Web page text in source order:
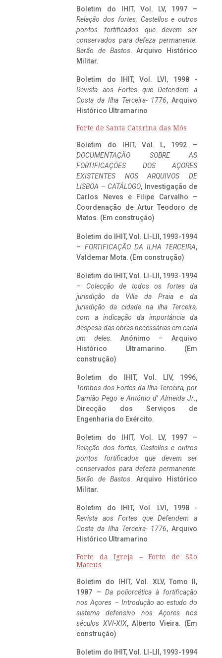
Boletim do IHIT, Vol. LV, 1997 –
Relação dos fortes, Castellos e outros
pontos fortificados que devem ser
conservados para defeza permanente.
Barão de Bastos. Arquivo Histórico
Militar.
Boletim do IHIT, Vol. LVI, 1998 -
Revista aos Fortes que Defendem a
Costa da Ilha Terceira- 1776, Arquivo
Histórico Ultramarino
Forte de Santa Catarina das Mós
Boletim do IHIT, Vol. L, 1992 –
DOCUMENTAÇÃO SOBRE AS
FORTIFICAÇÕES DOS AÇORES
EXISTENTES NOS ARQUIVOS DE
LISBOA – CATÁLOGO, Investigação de
Carlos Neves e Filipe Carvalho –
Coordenação de Artur Teodoro de
Matos. (Em construção)
Boletim do IHIT, Vol. LI-LII, 1993-1994
– FORTIFICAÇÃO DA ILHA TERCEIRA,
Valdemar Mota. (Em construção)
Boletim do IHIT, Vol. LI-LII, 1993-1994
– Colecção de todos os fortes da
jurisdição da Villa da Praia e da
jurisdição da cidade na ilha Terceira,
com a indicação da importância da
despesa das obras necessárias em cada
um deles. Anónimo – Arquivo
Histórico Ultramarino. (Em
construção)
Boletim do IHIT, Vol. LIV, 1996,
Tombos dos Fortes da Ilha Terceira, por
Damião Pego e António d’ Almeida Jr.,
Direcção dos Serviços de
Engenharia do Exército.
Boletim do IHIT, Vol. LV, 1997 –
Relação dos fortes, Castellos e outros
pontos fortificados que devem ser
conservados para defeza permanente.
Barão de Bastos. Arquivo Histórico
Militar.
Boletim do IHIT, Vol. LVI, 1998 -
Revista aos Fortes que Defendem a
Costa da Ilha Terceira- 1776, Arquivo
Histórico Ultramarino
Forte da Igreja – Forte de São
Mateus
Boletim do IHIT, Vol. XLV, Tomo II,
1987 – Da poliorcética à fortificação
nos Açores – Introdução ao estudo do
sistema defensivo nos Açores nos
séculos XVI-XIX, Alberto Vieira. (Em
construção)
Boletim do IHIT, Vol. LI-LII, 1993-1994